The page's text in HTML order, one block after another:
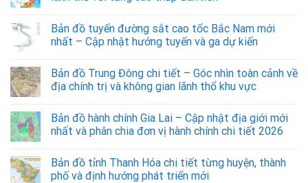
Bản đồ tuyến đường sắt cao tốc Bắc Nam mới
nhất – Cập nhật hướng tuyến và ga dự kiến
Bản đồ Trung Đông chi tiết – Góc nhìn toàn cảnh về
địa chính trị và không gian lãnh thổ khu vực
Bản đồ hành chính Gia Lai – Cập nhật địa giới mới
nhất và phân chia đơn vị hành chính chi tiết 2026
Bản đồ tỉnh Thanh Hóa chi tiết từng huyện, thành
phố và định hướng phát triển mới